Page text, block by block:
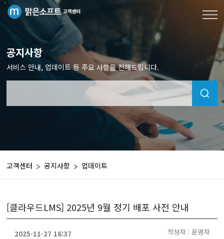
공지사항
서비스 안내, 업데이트 등 주요 사항을 전해드립니다.
고객센터 공지사항 업데이트
[클라우드LMS] 2025년 9월 정기 배포 사전 안내
2025-11-27 16:37 작성자 : 운영자